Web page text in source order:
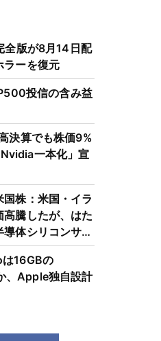
全版が8月14日配
ラーを復元
投信の含み益
決算でも株価9%
一本化」宣
株：米国・イラ
騰したが、はた
体シリコンサイ
況を繰り返すた
16GBの
、Apple独自設計